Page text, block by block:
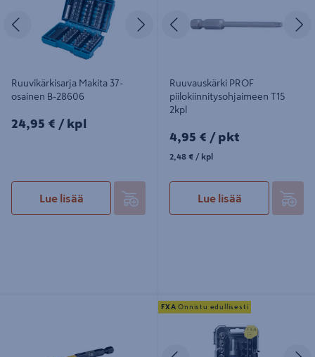
Edellinen Seuraava
Ruuvikärkisarja Makita 37-
osainen B-28606
24,95€/kpl
24,95 € / kpl
Lue lisää
Ruuvauskärki PROF
piilokiinnitysohjaimeen T15
2kpl
4,95€/pkt
4,95 € / pkt
2,48€/kpl
2,48 € / kpl
Lue lisää
Ruuvauskärkisarja FXA Stubby 27-
osainen
Edellinen
FXA Onnistu edullisesti